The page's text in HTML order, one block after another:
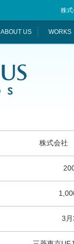
株
ABOUT US WORKS
株式会社
3月